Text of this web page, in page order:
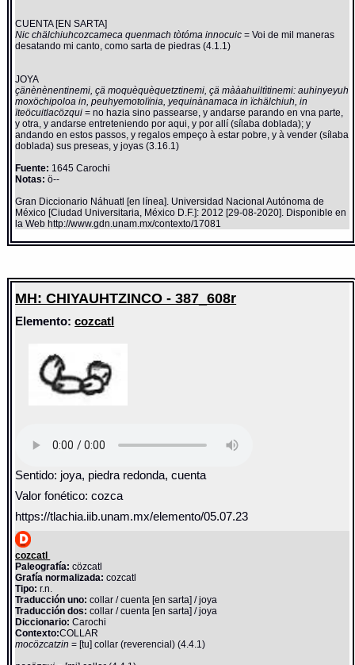
CUENTA [EN SARTA]
Nic chälchiuhcozcameca quenmach tòtóma innocuic= Voi de mil maneras
desatando mi canto, como sarta de piedras (4.1.1)
JOYA
çänènènentinemi, çä moquèquèquetztinemi, çä mààahuiltìtinemi: auhinyeyuh
moxöchipoloa in, peuhyemotolïnia, yequinànamaca in ïchälchiuh, in
ïteöcuitlacözqui= no hazia sino passearse, y andarse parando en vna parte,
y otra, y andarse entreteniendo por aqui, y por allí (sílaba doblada); y
andando en estos passos, y regalos empeço à estar pobre, y à vender (sílaba
doblada) sus preseas, y joyas (3.16.1)
Fuente: 1645 Carochi
Notas: ö--
Gran Diccionario Náhuatl [en línea]. Universidad Nacional Autónoma de
México [Ciudad Universitaria, México D.F.]: 2012 [29-08-2020]. Disponible en
la Web http://www.gdn.unam.mx/contexto/17081
MH: CHIYAUHTZINCO - 387_608r
Elemento:cozcatl
Sentido: joya, piedra redonda, cuenta
Valor fonético: cozca
https://tlachia.iib.unam.mx/elemento/05.07.23
cozcatl
Paleografía: cözcatl
Grafía normalizada: cozcatl
Tipo: r.n.
Traducción uno: collar / cuenta [en sarta] / joya
Traducción dos: collar / cuenta [en sarta] / joya
Diccionario:Carochi
Contexto:COLLAR
mocözcatzin= [tu] collar (reverencial) (4.4.1)